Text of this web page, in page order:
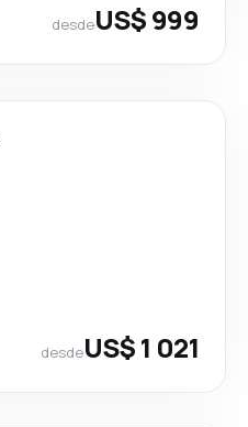
desdeUS$ 999
desdeUS$ 1 021